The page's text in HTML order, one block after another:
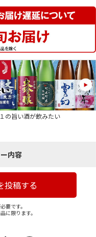
の旨い酒が飲みたい
内容
投稿する
要です。
に限ります。